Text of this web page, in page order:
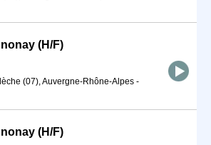
(H/F)
(07), Auvergne-Rhône-Alpes -
(H/F)